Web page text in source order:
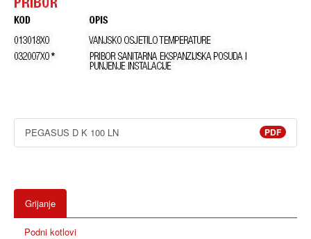
PDF
PEGASUS D K 100 LN
Grijanje
Podni kotlovi